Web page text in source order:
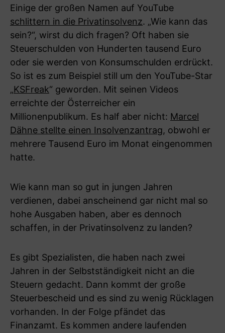
Einige der großen Namen auf YouTube
schlittern in die Privatinsolvenz. „Wie kann das
sein?“, wirst du dich fragen? Oft haben sie
Steuerschulden von Hunderten tausend Euro
oder sie werden von Konsumschulden erdrückt.
So ist es zum Beispiel still um den YouTube-Star
„KSFreak“ geworden. Mit seinen Videos
erreichte der Österreicher ein
Millionenpublikum. Es half aber nicht: Marcel
Dähne stellte einen Insolvenzantrag, obwohl er
mehrere Tausend Euro im Monat eingenommen
hatte.
Wie kann man so gut in jungen Jahren
verdienen, dabei anscheinend gar nicht mal so
hohe Ausgaben haben, aber es dennoch
schaffen, in der Privatinsolvenz zu landen?
Es gibt Spezialisten, die haben nach zwei
Jahren in der Selbstständigkeit nicht an die
Steuern gedacht. Dann kommt der große
Steuerbescheid und es sind zu wenig Rücklagen
vorhanden. In der Folge pfändet das
Finanzamt. Es kommen andere laufenden